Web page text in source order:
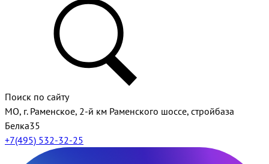
Поиск по сайту
МО, г. Раменское, 2-й км Раменского шоссе, стройбаза
Белка35
+7(495) 532-32-25